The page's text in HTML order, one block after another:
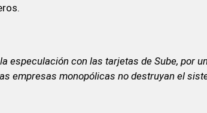
especulación con las tarjetas de Sube, por un
empresas monopólicas no destruyan el